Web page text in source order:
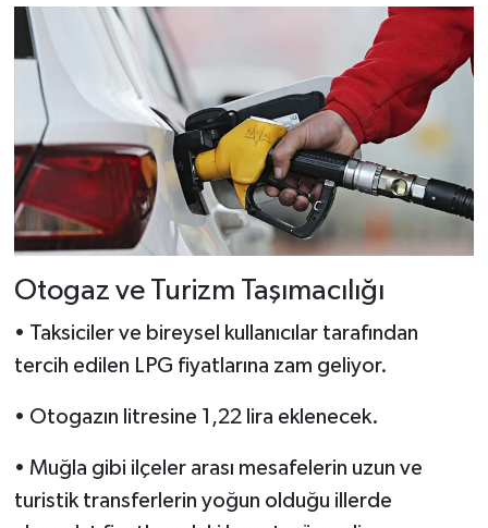
Otogaz ve Turizm Taşımacılığı
• Taksiciler ve bireysel kullanıcılar tarafından
tercih edilen LPG fiyatlarına zam geliyor.
• Otogazın litresine 1,22 lira eklenecek.
• Muğla gibi ilçeler arası mesafelerin uzun ve
turistik transferlerin yoğun olduğu illerde